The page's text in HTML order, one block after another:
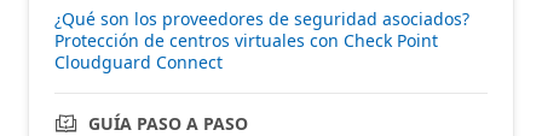
¿Qué son los proveedores de seguridad asociados?
Protección de centros virtuales con Check Point
Cloudguard Connect
GUÍA PASO A PASO